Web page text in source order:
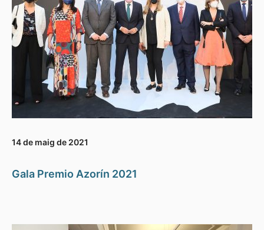
14 de maig de 2021
Gala Premio Azorín 2021